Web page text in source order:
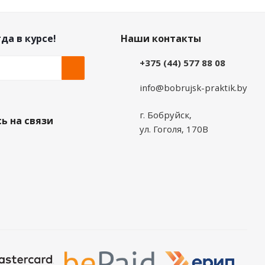
в курсе!
на связи
Наши контакты
+375 (44) 577 88 08
info@bobrujsk-praktik.by
г. Бобруйск,
ул. Гоголя, 170В